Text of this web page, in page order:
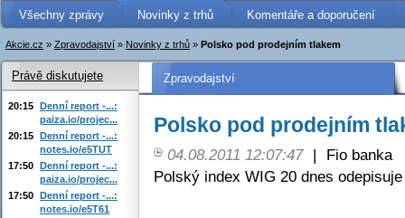
Všechny zprávy Novinky z trhů Komentáře a doporučení
Akcie.cz » Zpravodajství » Novinky z trhů » Polsko pod prodejním tlakem
Zpravodajství
Polsko pod prodejním
04.08.2011 12:07:47 |
Fio banka
Polský index WIG 20 dnes
Právě diskutujete
20:15 Denní report -...:
paiza.io/projec...
20:15 Denní report -...:
notes.io/e5TUT
17:50 Denní report -...:
paiza.io/projec...
17:50 Denní report -...:
notes.io/e5T61